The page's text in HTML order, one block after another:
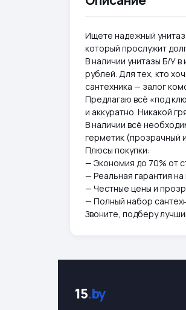
Ищете надежный
который прослужит
В наличии унитазы Б/У
рублей. Для тех, кто
сантехника — залог
Предлагаю всё «под
и аккуратно. Никакой
В наличии всё
герметик (прозрачный
Плюсы покупки:
— Экономия до 70% от
— Реальная гарантия
— Честные цены и
— Полный набор
Звоните, подберу
15.by